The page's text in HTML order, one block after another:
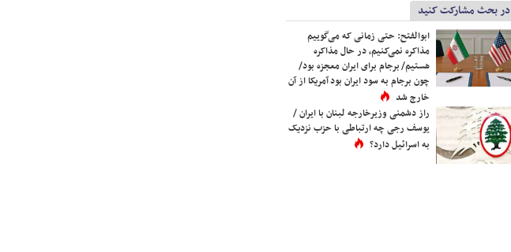
در بحث مشارکت کنید
ابوالفتح: حتی زمانی که می‌گوییم
مذاکره نمی‌کنیم، در حال مذاکره
هستیم/ برجام برای ایران معجزه بود/
چون برجام به سود ایران بود آمریکا از آن
خارج شد
راز دشمنی وزیرخارجه لبنان با ایران /
یوسف رجی چه ارتباطی با حزب نزدیک
به اسرائیل دارد؟